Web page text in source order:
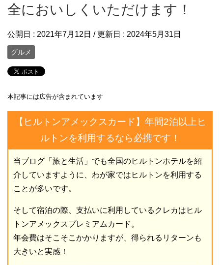
全においしくいただけます！
公開日 : 2021年7月12日 / 更新日 : 2024年5月31日
グルメ
本記事には広告が含まれています
【ヒルトンアメックスカード】年間2泊以上ヒ
ルトンを利用するなら必携です！
当ブログ「旅と生活」でも全国のヒルトンホテルを紹
介していますように、わが家ではヒルトンを利用する
ことが多いです。
そして宿泊の際、支払いに利用しているクレカはヒル
トンアメックスプレミアムカード。
年会費はそこそこかかりますが、得られるリターンも
大きいと実感！